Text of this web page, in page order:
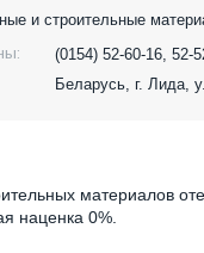
и строительные
(0154) 52-60-16, 52-
Беларусь, г. Лида,
материалов
наценка 0%.